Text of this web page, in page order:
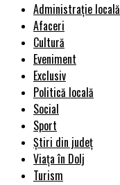
Administrație locală
Afaceri
Cultură
Eveniment
Exclusiv
Politică locală
Social
Sport
Știri din județ
Viața în Dolj
Turism